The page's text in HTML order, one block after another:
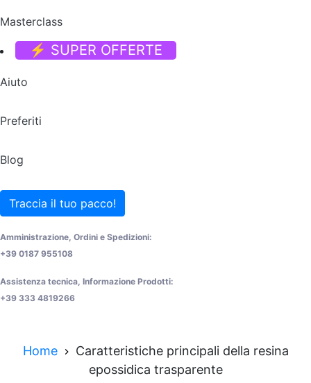
Masterclass
⚡ SUPER OFFERTE
Aiuto
Preferiti
Blog
Traccia il tuo pacco!
Amministrazione, Ordini e Spedizioni:
+39 0187 955108
Assistenza tecnica, Informazione Prodotti:
+39 333 4819266
Home
Caratteristiche principali della resina
epossidica trasparente